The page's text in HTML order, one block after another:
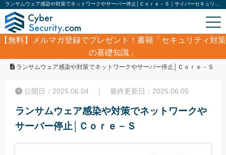
【無料】
メルマガ登録でプレゼント！書籍「セキュリティ対策
の基礎知識」
サイバーセキュリティ・情報漏洩ニュース
ランサムウェア感染や対策でネットワークやサーバー停止│Ｃｏｒｅ－Ｓ
公開日：2025.06.04 ｜ 最終更新日：2025.06.05
ランサムウェア感染や対策でネットワークや
サーバー停止│Ｃｏｒｅ－Ｓ